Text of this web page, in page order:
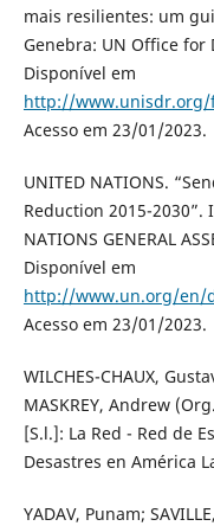
mais resilientes: um
Genebra: UN Office for
Disponível em
http://www.unisdr.org/
Acesso em 23/01/2023.
UNITED NATIONS.
Reduction 2015-2030”.
NATIONS GENERAL
Disponível em
http://www.un.org/en/
Acesso em 23/01/2023.
WILCHES-CHAUX,
MASKREY, Andrew
[S.l.]: La Red - Red de
Desastres en América
YADAV, Punam;